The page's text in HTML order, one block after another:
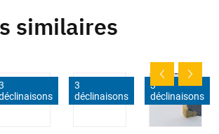
similaires
3
déclinaisons
3
déclinaisons